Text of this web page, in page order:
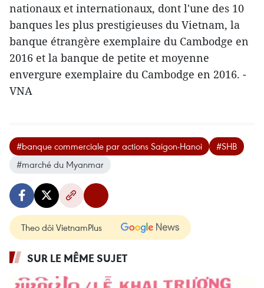
nationaux et internationaux, dont l'une des 10
banques les plus prestigieuses du Vietnam, la
banque étrangère exemplaire du Cambodge en
2016 et la banque de petite et moyenne
envergure exemplaire du Cambodge en 2016. -
VNA
#banque commerciale par actions Saigon-Hanoi
#SHB
#marché du Myanmar
Theo dõi VietnamPlus
SUR LE MÊME SUJET